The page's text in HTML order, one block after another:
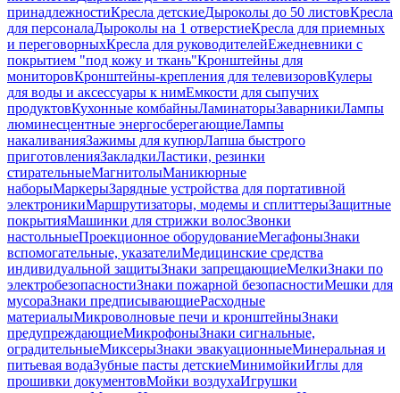
принадлежностиКресла детскиеДыроколы до 50 листовКресла
для персоналаДыроколы на 1 отверстиеКресла для приемных
и переговорныхКресла для руководителейЕжедневники с
покрытием "под кожу и ткань"Кронштейны для
мониторовКронштейны-крепления для телевизоровКулеры
для воды и аксессуары к нимЕмкости для сыпучих
продуктовКухонные комбайныЛаминаторыЗаварникиЛампы
люминесцентные энергосберегающиеЛампы
накаливанияЗажимы для купюрЛапша быстрого
приготовленияЗакладкиЛастики, резинки
стирательныеМагнитолыМаникюрные
наборыМаркерыЗарядные устройства для портативной
электроникиМаршрутизаторы, модемы и сплиттерыЗащитные
покрытияМашинки для стрижки волосЗвонки
настольныеПроекционное оборудованиеМегафоныЗнаки
вспомогательные, указателиМедицинские средства
индивидуальной защитыЗнаки запрещающиеМелкиЗнаки по
электробезопасностиЗнаки пожарной безопасностиМешки для
мусораЗнаки предписывающиеРасходные
материалыМикроволновые печи и кронштейныЗнаки
предупреждающиеМикрофоныЗнаки сигнальные,
оградительныеМиксерыЗнаки эвакуационныеМинеральная и
питьевая водаЗубные пасты детскиеМинимойкиИглы для
прошивки документовМойки воздухаИгрушки